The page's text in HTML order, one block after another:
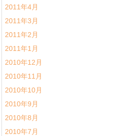
2011年4月
2011年3月
2011年2月
2011年1月
2010年12月
2010年11月
2010年10月
2010年9月
2010年8月
2010年7月